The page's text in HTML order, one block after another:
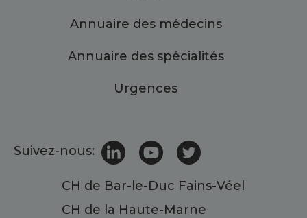
Annuaire des médecins
Annuaire des spécialités
Urgences
Suivez-nous:
CH de Bar-le-Duc Fains-Véel
CH de la Haute-Marne